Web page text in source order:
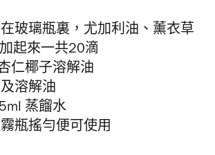
玻璃瓶裏，尤加利油、薰衣草
起來一共20滴
仁椰子溶解油
溶解油
蒸餾水
瓶搖勻便可使用